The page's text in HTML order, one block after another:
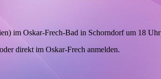
im Oskar-Frech-Bad in Schorndorf um 18 Uhr
direkt im Oskar-Frech anmelden.